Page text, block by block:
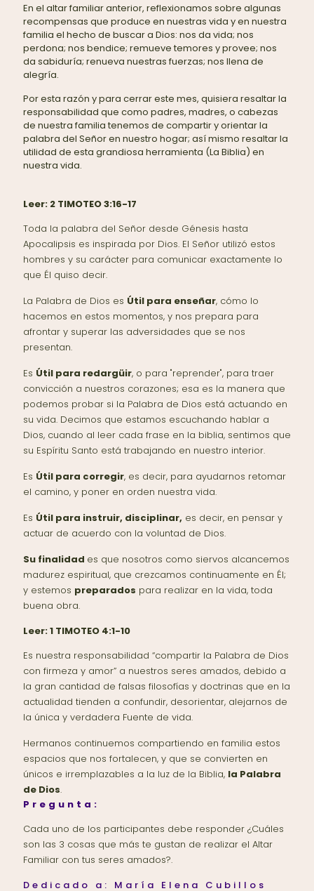
En el altar familiar anterior, reflexionamos sobre algunas
recompensas que produce en nuestras vida y en nuestra
familia el hecho de buscar a Dios: nos da vida; nos
perdona; nos bendice; remueve temores y provee; nos
da sabiduría; renueva nuestras fuerzas; nos llena de
alegría.
Por esta razón y para cerrar este mes, quisiera resaltar la
responsabilidad que como padres, madres, o cabezas
de nuestra familia tenemos de compartir y orientar la
palabra del Señor en nuestro hogar; así mismo resaltar la
utilidad de esta grandiosa herramienta (La Biblia) en
nuestra vida.
Leer: 2 TIMOTEO 3:16-17
Toda la palabra del Señor desde Génesis hasta
Apocalipsis es inspirada por Dios. El Señor utilizó estos
hombres y su carácter para comunicar exactamente lo
que Él quiso decir.
La Palabra de Dios es Útil para enseñar, cómo lo
hacemos en estos momentos, y nos prepara para
afrontar y superar las adversidades que se nos
presentan.
Es Útil para redargüir, o para "reprender", para traer
convicción a nuestros corazones; esa es la manera que
podemos probar si la Palabra de Dios está actuando en
su vida. Decimos que estamos escuchando hablar a
Dios, cuando al leer cada frase en la biblia, sentimos que
su Espíritu Santo está trabajando en nuestro interior.
Es Útil para corregir, es decir, para ayudarnos retomar
el camino, y poner en orden nuestra vida.
Es Útil para instruir, disciplinar, es decir, en pensar y
actuar de acuerdo con la voluntad de Dios.
Su finalidad es que nosotros como siervos alcancemos
madurez espiritual, que crezcamos continuamente en Él;
y estemos preparados para realizar en la vida, toda
buena obra.
Leer:1 TIMOTEO 4:1-10
Es nuestra responsabilidad “compartir la Palabra de Dios
con firmeza y amor” a nuestros seres amados, debido a
la gran cantidad de falsas filosofías y doctrinas que en la
actualidad tienden a confundir, desorientar, alejarnos de
la única y verdadera Fuente de vida.
Hermanos continuemos compartiendo en familia estos
espacios que nos fortalecen, y que se convierten en
únicos e irremplazables a la luz de la Biblia, la Palabra
de Dios.
Pregunta:
Cada uno de los participantes debe responder ¿Cuáles
son las 3 cosas que más te gustan de realizar el Altar
Familiar con tus seres amados?.
Dedicado a: María Elena Cubillos